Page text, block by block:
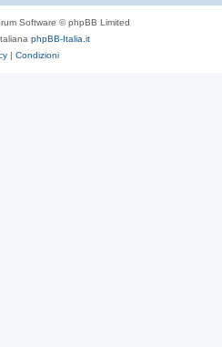
Software © phpBB Limited
phpBB-Italia.it
| Condizioni